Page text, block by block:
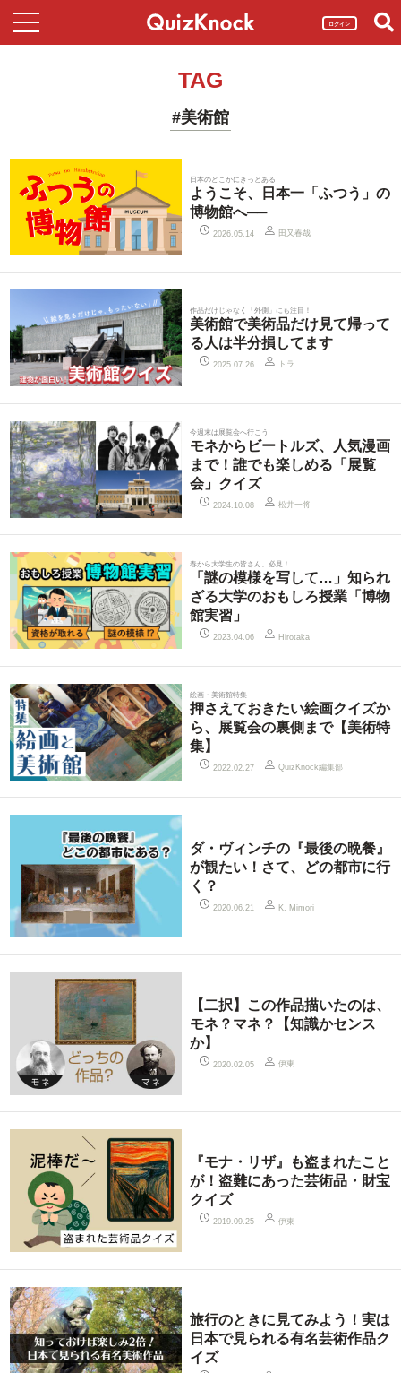
ログイン
TAG
#美術館
日本のどこかにきっとある
ようこそ、日本一「ふつう」の
博物館へ──
2026.05.14 田又春哉
作品だけじゃなく「外側」にも注目！
美術館で美術品だけ見て帰って
る人は半分損してます
2025.07.26 トラ
今週末は展覧会へ行こう
モネからビートルズ、人気漫画
まで！誰でも楽しめる「展覧
会」クイズ
2024.10.08 松井一将
春から大学生の皆さん、必見！
「謎の模様を写して…」知られ
ざる大学のおもしろ授業「博物
館実習」
2023.04.06 Hirotaka
絵画・美術館特集
押さえておきたい絵画クイズか
ら、展覧会の裏側まで【美術特
集】
2022.02.27 QuizKnock編集部
ダ・ヴィンチの『最後の晩餐』
が観たい！さて、どの都市に行
く？
2020.06.21 K. Mimori
【二択】この作品描いたのは、
モネ？マネ？【知識かセンス
か】
2020.02.05 伊東
『モナ・リザ』も盗まれたこと
が！盗難にあった芸術品・財宝
クイズ
2019.09.25 伊東
旅行のときに見てみよう！実は
日本で見られる有名芸術作品ク
イズ